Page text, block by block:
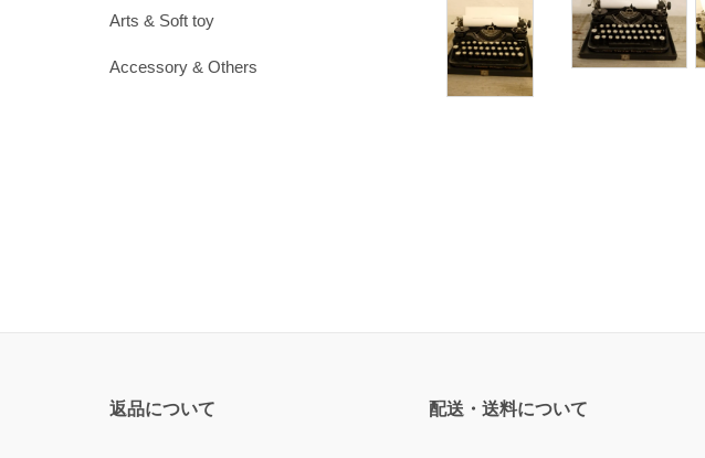
Arts & Soft toy
Accessory & Others
返品について 配送・送料について